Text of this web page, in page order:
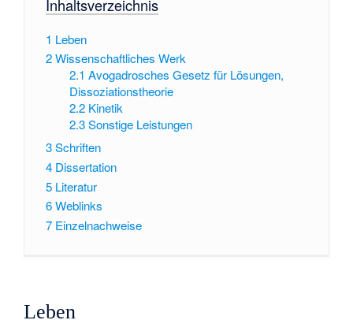
Inhaltsverzeichnis
1 Leben
2Wissenschaftliches Werk
2.1 Avogadrosches Gesetz für Lösungen,
Dissoziationstheorie
2.2 Kinetik
2.3 Sonstige Leistungen
3Schriften
4 Dissertation
5 Literatur
6Weblinks
7 Einzelnachweise
Leben